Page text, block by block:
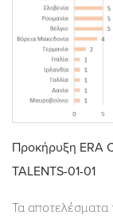
Προκήρυξη ERA
TALENTS-01-01
Τα αποτελέσματα